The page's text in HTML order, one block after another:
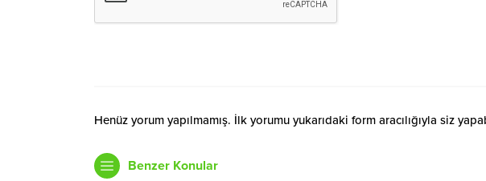
Henüz yorum yapılmamış. İlk yorumu yukarıdaki form aracılığıyla siz
Benzer Konular